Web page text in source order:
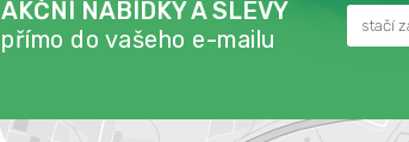
AKČNÍ NABÍDKY A SLEVY
přímo do vašeho e-mailu